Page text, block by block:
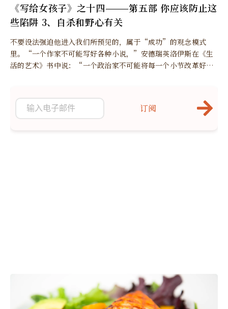
《写给女孩子》之十四———第五部 你应该防止这
些陷阱 3、自杀和野心有关
不要设法强迫他进入我们所预见的，属于“成功”的观念模式
里。“一个作家不可能写好各种小说，”安德瑞英洛伊斯在《生
活的艺术》书中说：“一个政治家不可能将每一个小节改革好；
订阅